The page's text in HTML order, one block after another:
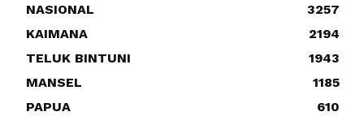
NASIONAL
3257
KAIMANA
2194
TELUK BINTUNI
1943
MANSEL
1185
PAPUA
610